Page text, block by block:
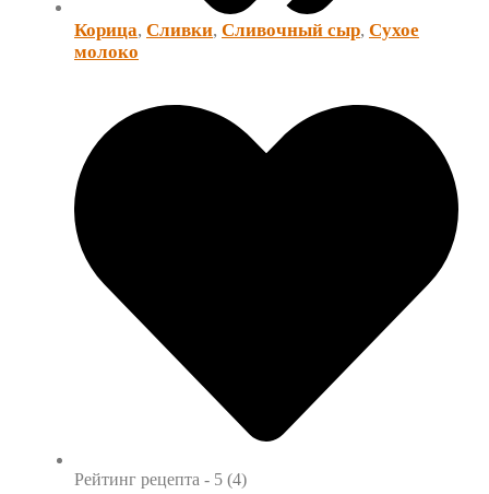
Корица, Сливки, Сливочный сыр, Сухое
молоко
Рейтинг рецепта - 5 (4)